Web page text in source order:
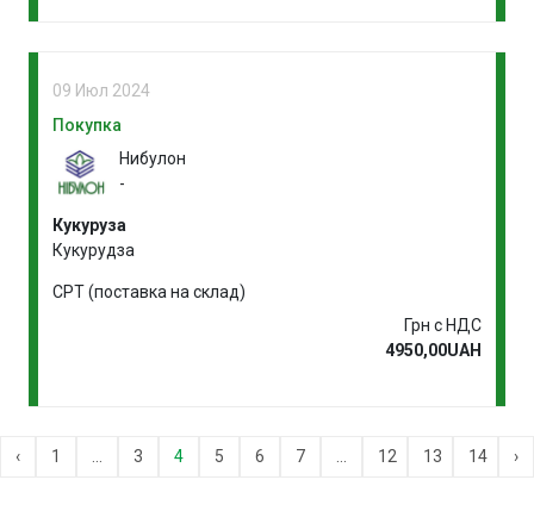
09 Июл 2024
Покупка
Нибулон
-
Кукуруза
Кукурудза
CPT (поставка на склад)
Грн с НДС
4950,00UAH
‹ 1 3 4 5 6 7 12 13 14 ›